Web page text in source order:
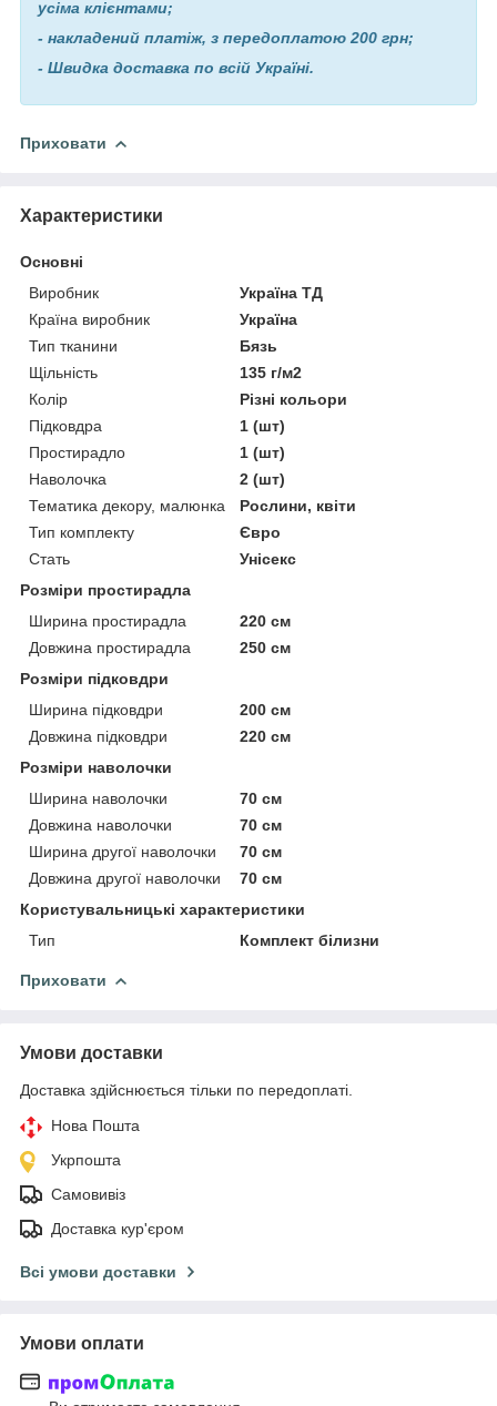
усіма клієнтами;
- накладений платіж, з передоплатою 200 грн;
- Швидка доставка по всій Україні.
Приховати
Характеристики
Основні
Виробник
Україна ТД
Країна виробник
Україна
Тип тканини
Бязь
Щільність
135 г/м2
Колір
Різні кольори
Підковдра
1 (шт)
Простирадло
1 (шт)
Наволочка
2 (шт)
Тематика декору, малюнка
Рослини, квіти
Тип комплекту
Євро
Стать
Унісекс
Розміри простирадла
Ширина простирадла
220 см
Довжина простирадла
250 см
Розміри підковдри
Ширина підковдри
200 см
Довжина підковдри
220 см
Розміри наволочки
Ширина наволочки
70 см
Довжина наволочки
70 см
Ширина другої наволочки
70 см
Довжина другої наволочки
70 см
Користувальницькі характеристики
Тип
Комплект білизни
Приховати
Умови доставки
Доставка здійснюється тільки по передоплаті.
Нова Пошта
Укрпошта
Самовивіз
Доставка кур'єром
Всі умови доставки
Умови оплати